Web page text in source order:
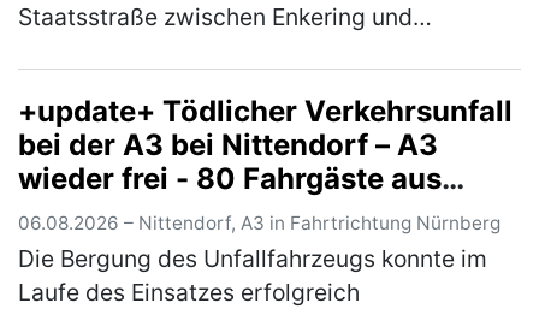
Staatsstraße zwischen Enkering und
+update+ Tödlicher Verkehrsunfall
bei der A3 bei Nittendorf – A3
wieder frei - 80 Fahrgäste aus
Zügen evakuiert
06.08.2026 – Nittendorf, A3 in Fahrtrichtung Nürnberg
Die Bergung des Unfallfahrzeugs konnte im
Laufe des Einsatzes erfolgreich